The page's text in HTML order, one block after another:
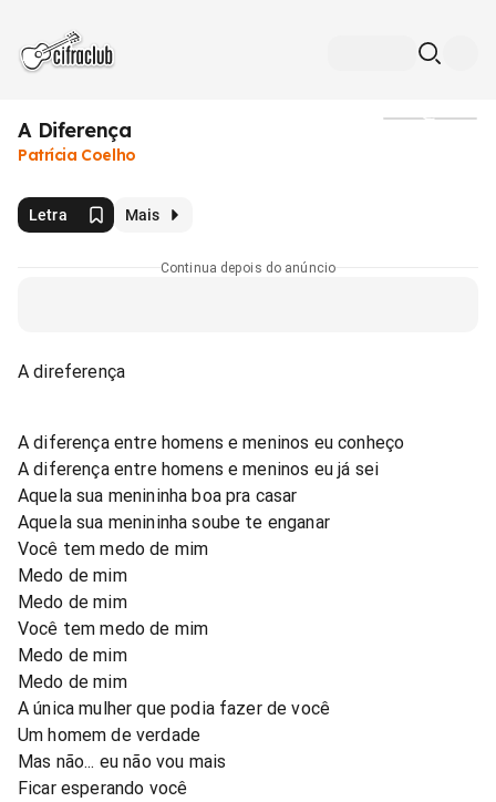
A Diferença
Patrícia Coelho
Letra Mais
Continua depois do anúncio
A direferença
A diferença entre homens e meninos eu conheço
A diferença entre homens e meninos eu já sei
Aquela sua menininha boa pra casar
Aquela sua menininha soube te enganar
Você tem medo de mim
Medo de mim
Medo de mim
Você tem medo de mim
Medo de mim
Medo de mim
A única mulher que podia fazer de você
Um homem de verdade
Mas não... eu não vou mais
Ficar esperando você